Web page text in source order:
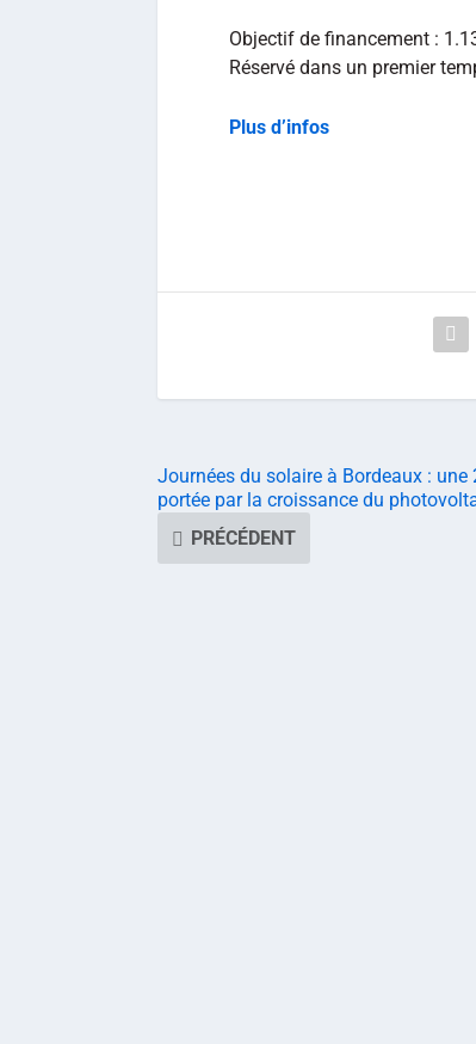
Objectif de financement :
Réservé dans un premier
Plus d’infos
Journées du solaire à Bordeaux : une
portée par la croissance du
PRÉCÉDENT